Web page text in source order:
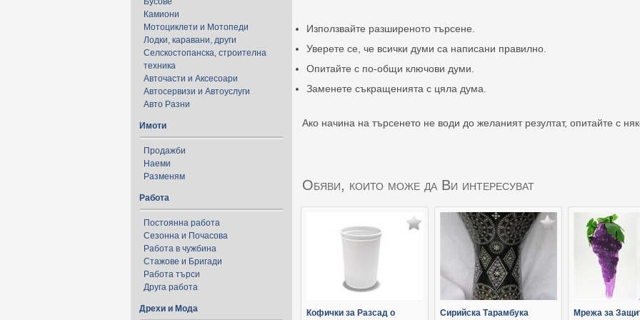
Камиони
Мотоциклети и Мотопеди
Лодки, каравани, други
Селскостопанска, строителна
техника
Авточасти и Аксесоари
Автосервизи и Автоуслуги
Авто Разни
Имоти
Продажби
Наеми
Разменям
Работа
Постоянна работа
Сезонна и Почасова
Работа в чужбина
Стажове и Бригади
Работа търси
Друга работа
Дрехи и Мода
Използвайте разширеното търсене.
Уверете се, че всички думи са написани правилно.
Опитайте с по-общи ключови думи.
Заменете съкращенията с цяла дума.
Ако начина на търсенето не води до желаният резултат, опитайте с
Обяви, които може да Ви интересуват
Кофички за Разсад о Сирийска Тарамбука Мрежа за